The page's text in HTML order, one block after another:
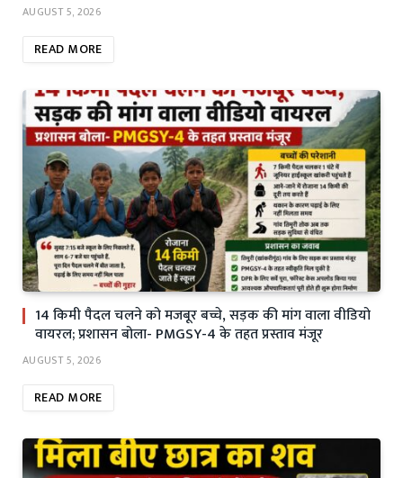
AUGUST 5, 2026
READ MORE
14 किमी पैदल चलने को मजबूर बच्चे, सड़क की मांग वाला वीडियो
वायरल; प्रशासन बोला- PMGSY-4 के तहत प्रस्ताव मंजूर
AUGUST 5, 2026
READ MORE